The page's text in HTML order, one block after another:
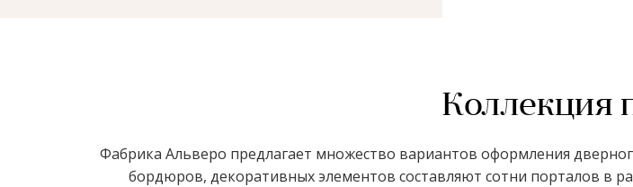
Коллекция
Фабрика Альверо предлагает множество вариантов оформления
бордюров, декоративных элементов составляют сотни порталов в